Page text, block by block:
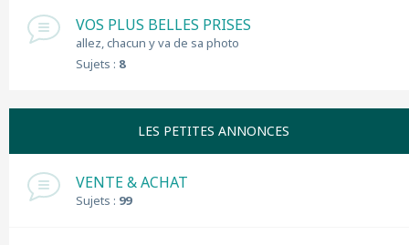
VOS PLUS BELLES PRISES
allez, chacun y va de sa photo
Sujets : 8
LES PETITES ANNONCES
VENTE & ACHAT
Sujets : 99